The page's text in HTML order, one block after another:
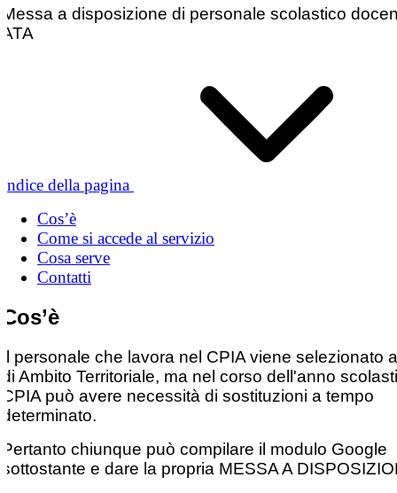
Messa a disposizione di personale scolastico
ATA
Indice della pagina
Cos’è
Come si accede al servizio
Cosa serve
Contatti
Cos’è
Il personale che lavora nel CPIA viene selezionato
di Ambito Territoriale, ma nel corso dell'anno
CPIA può avere necessità di sostituzioni a tempo
determinato.
Pertanto chiunque può compilare il modulo Google
sottostante e dare la propria MESSA A